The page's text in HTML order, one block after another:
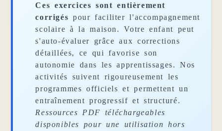
Ces exercices sont entièrement
corrigés pour faciliter l'accompagnement
scolaire à la maison. Votre enfant peut
s'auto-évaluer grâce aux corrections
détaillées, ce qui favorise son
autonomie dans les apprentissages. Nos
activités suivent rigoureusement les
programmes officiels et permettent un
entraînement progressif et structuré.
Ressources PDF téléchargeables
disponibles pour une utilisation hors